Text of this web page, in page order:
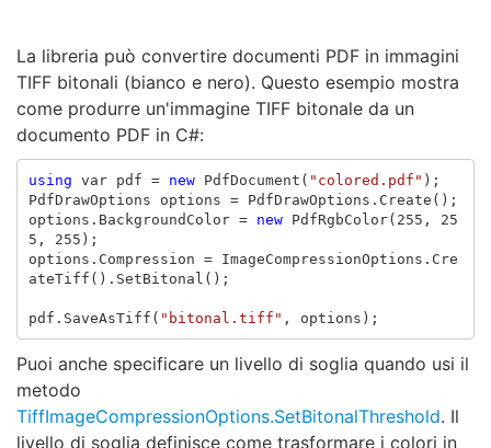
La libreria può convertire documenti PDF in immagini
TIFF bitonali (bianco e nero). Questo esempio mostra
come produrre un'immagine TIFF bitonale da un
documento PDF in C#:
using var pdf = new PdfDocument ( "colored.pdf" );
PdfDrawOptions
options = PdfDrawOptions . Create ();
options . BackgroundColor = new PdfRgbColor( 255 ,
25
5 , 255 );
options . Compression = ImageCompressionOptions . Cre
ateTiff (). SetBitonal ();
pdf . SaveAsTiff ( "bitonal.tiff" , options );
Puoi anche specificare un livello di soglia quando usi il
metodo
TiffImageCompressionOptions.SetBitonalThreshold. Il
livello di soglia definisce come trasformare i colori in